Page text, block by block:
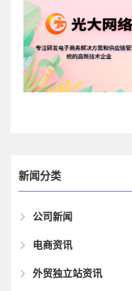
新闻分类
公司新闻
电商资讯
外贸独立站资讯